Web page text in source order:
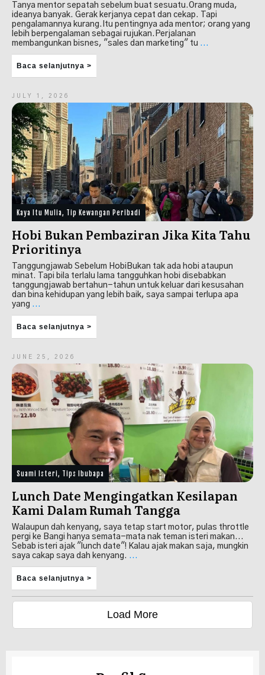
Tanya mentor sepatah sebelum buat sesuatu.Orang muda,
ideanya banyak. Gerak kerjanya cepat dan cekap. Tapi
pengalamannya kurang.Itu pentingnya ada mentor; orang yang
lebih berpengalaman sebagai rujukan.Perjalanan
membangunkan bisnes, "sales dan marketing" tu ...
Baca selanjutnya >
JULY 1, 2026
Kaya Itu Mulia, Tip Kewangan Peribadi
Hobi Bukan Pembaziran Jika Kita Tahu
Prioritinya
Tanggungjawab Sebelum HobiBukan tak ada hobi ataupun
minat. Tapi bila terlalu lama tangguhkan hobi disebabkan
tanggungjawab bertahun-tahun untuk keluar dari kesusahan
dan bina kehidupan yang lebih baik, saya sampai terlupa apa
yang ...
Baca selanjutnya >
JUNE 25, 2026
Suami Isteri, Tips Ibubapa
Lunch Date Mengingatkan Kesilapan
Kami Dalam Rumah Tangga
Walaupun dah kenyang, saya tetap start motor, pulas throttle
pergi ke Bangi hanya semata-mata nak teman isteri makan...
Sebab isteri ajak "lunch date"! Kalau ajak makan saja, mungkin
saya cakap saya dah kenyang. ...
Baca selanjutnya >
Load More